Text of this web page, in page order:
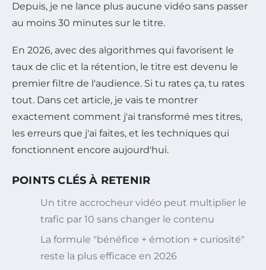
Depuis, je ne lance plus aucune vidéo sans passer
au moins 30 minutes sur le titre.
En 2026, avec des algorithmes qui favorisent le
taux de clic et la rétention, le titre est devenu le
premier filtre de l'audience. Si tu rates ça, tu rates
tout. Dans cet article, je vais te montrer
exactement comment j'ai transformé mes titres,
les erreurs que j'ai faites, et les techniques qui
fonctionnent encore aujourd'hui.
POINTS CLÉS À RETENIR
Un titre accrocheur vidéo peut multiplier le
trafic par 10 sans changer le contenu
La formule "bénéfice + émotion + curiosité"
reste la plus efficace en 2026